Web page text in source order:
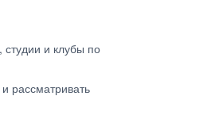
студии и клубы по
рассматривать